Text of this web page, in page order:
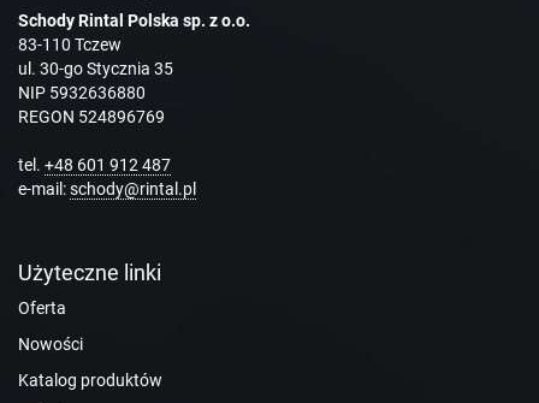
Schody Rintal Polska sp. z o.o.
83-110 Tczew
ul. 30-go Stycznia 35
NIP 5932636880
REGON 524896769
tel. +48 601 912 487
e-mail:schody@rintal.pl
Użyteczne linki
Oferta
Nowości
Katalog produktów